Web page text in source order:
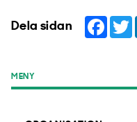
Dela sidan
MENY